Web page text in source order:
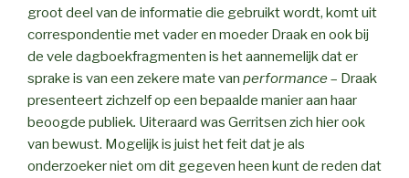
groot deel van de informatie die gebruikt wordt, komt uit
correspondentie met vader en moeder Draak en ook bij
de vele dagboekfragmenten is het aannemelijk dat er
sprake is van een zekere mate van performance– Draak
presenteert zichzelf op een bepaalde manier aan haar
beoogde publiek. Uiteraard was Gerritsen zich hier ook
van bewust. Mogelijk is juist het feit dat je als
onderzoeker niet om dit gegeven heen kunt de reden dat